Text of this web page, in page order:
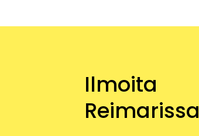
Ilmoita
Reimarissa